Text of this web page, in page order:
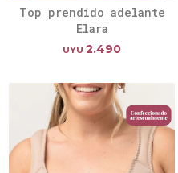
Top prendido adelante
Elara
UYU 2.490